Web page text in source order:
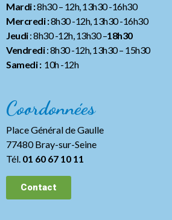
Mardi :8h30 – 12h, 13h30 -16h30
Mercredi :8h30 -12h, 13h30 -16h30
Jeudi: 8h30 -12h, 13h30 –18h30
Vendredi: 8h30 -12h, 13h30– 15h30
Samedi :10h -12h
Coordonnées
Place Général de Gaulle
77480 Bray-sur-Seine
Tél. 01 60 67 10 11
Contact